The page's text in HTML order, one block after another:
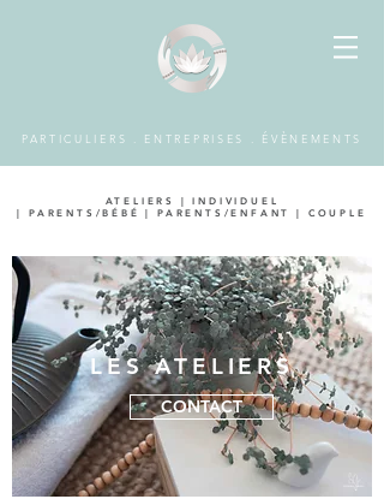
PARTICULIERS . ENTREPRISES . ÉVÈNEMENTS
ATELIERS |INDIVIDUEL
|
PARENTS/BÉBÉ |PARENTS/ENFANT | COUPLE
LES ATELIERS
CONTACT